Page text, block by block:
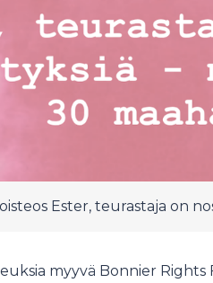
Ester, teurastaja on
myyvä Bonnier